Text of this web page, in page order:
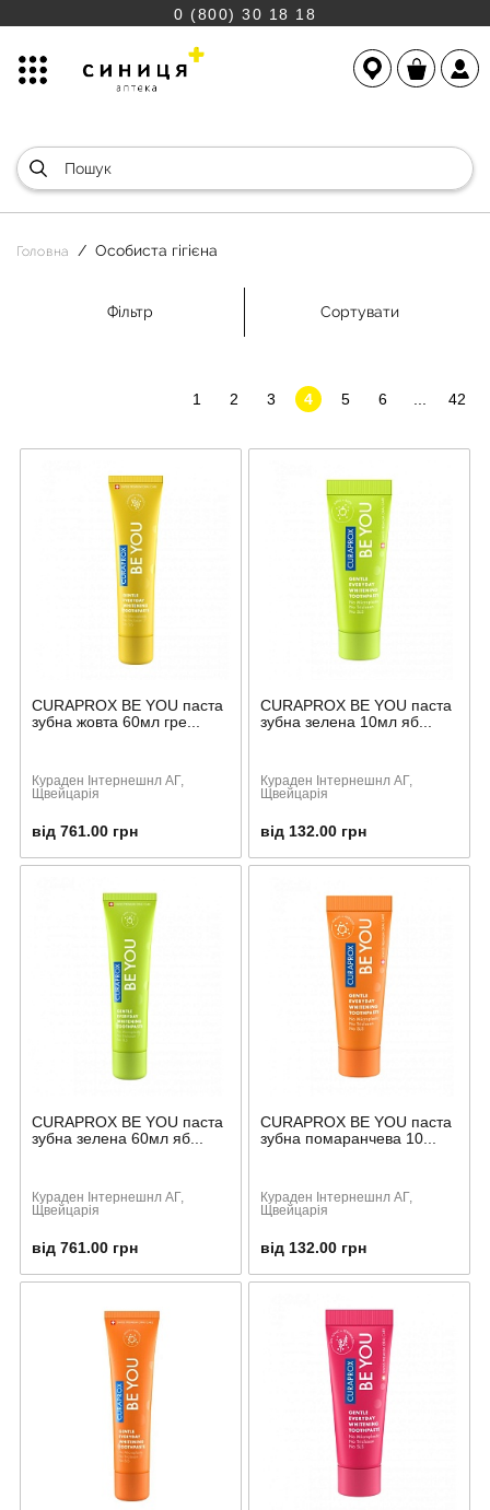
0 (800) 30 18 18
Головна Особиста гігієна
Фільтр Сортувати
1 2 3 4 5 6 42
CURAPROX BE YOU паста
зубна жовта 60мл гре...
Кураден Інтернешнл АГ,
Щвейцарія
від 761.00 грн
CURAPROX BE YOU паста
зубна зелена 10мл яб...
Кураден Інтернешнл АГ,
Щвейцарія
від 132.00 грн
CURAPROX BE YOU паста
зубна зелена 60мл яб...
Кураден Інтернешнл АГ,
Щвейцарія
від 761.00 грн
CURAPROX BE YOU паста
зубна помаранчева 10...
Кураден Інтернешнл АГ,
Щвейцарія
від 132.00 грн